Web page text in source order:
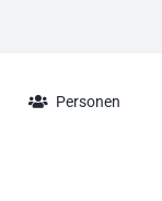
Personen